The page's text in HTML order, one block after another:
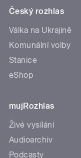
Český rozhlas
Válka na Ukrajině
Komunální volby
Stanice
eShop
mujRozhlas
Živé vysílání
Audioarchiv
Podcasty